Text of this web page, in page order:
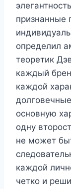
признанные
определил
теоретик
каждый
каждой
основную
одну
не может
каждой
четко и